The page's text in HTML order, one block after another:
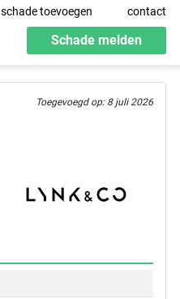
schade toevoegen contact
Schade melden
Toegevoegd op: 8 juli 2026